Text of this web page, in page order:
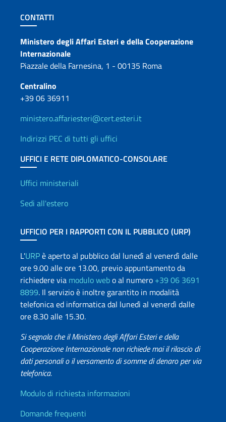
Sezione footer
CONTATTI
Contatti
Ministero degli Affari Esteri e della Cooperazione
Internazionale
Piazzale della Farnesina, 1 - 00135 Roma
Centralino
+39 06 36911
ministero.affariesteri@cert.esteri.it
Indirizzi PEC di tutti gli uffici
UFFICI E RETE DIPLOMATICO-CONSOLARE
Uffici e Rete diplomatica
Uffici ministeriali
Sedi all'estero
UFFICIO PER I RAPPORTI CON IL PUBBLICO (URP)
L'URPè aperto al pubblico dal lunedì al venerdì dalle
ore 9.00 alle ore 13.00, previo appuntamento da
richiedere via modulo webo al numero +39 06 3691
8899. Il servizio è inoltre garantito in modalità
telefonica ed informatica dal lunedì al venerdì dalle
ore 8.30 alle 15.30.
Si segnala che il Ministero degli Affari Esteri e della
Cooperazione Internazionale non richiede mai il rilascio di
dati personali o il versamento di somme di denaro per via
telefonica.
Info utili
Modulo di richiesta informazioni
Domande frequenti